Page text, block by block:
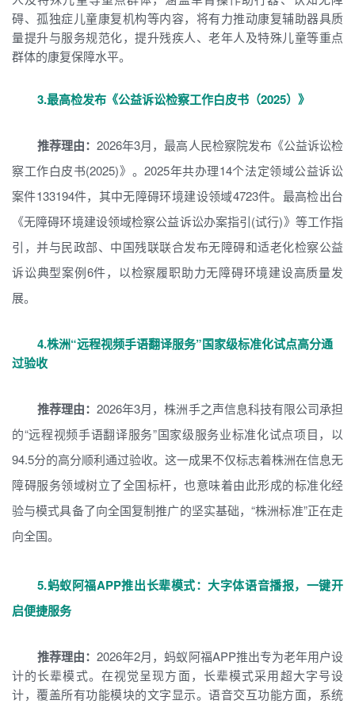
碍、孤独症儿童康复机构等内容，将有力推动康复辅助器具质
量提升与服务规范化，提升残疾人、老年人及特殊儿童等重点
群体的康复保障水平。
3.最高检发布《公益诉讼检察工作白皮书（2025）》
推荐理由：2026年3月，最高人民检察院发布《公益诉讼检
察工作白皮书(2025)》。2025年共办理14个法定领域公益诉讼
案件133194件，其中无障碍环境建设领域4723件。最高检出台
《无障碍环境建设领域检察公益诉讼办案指引(试行)》等工作指
引，并与民政部、中国残联联合发布无障碍和适老化检察公益
诉讼典型案例6件，以检察履职助力无障碍环境建设高质量发
展。
4.株洲“远程视频手语翻译服务”国家级标准化试点高分通
过验收
推荐理由：2026年3月，株洲手之声信息科技有限公司承担
的“远程视频手语翻译服务”国家级服务业标准化试点项目，以
94.5分的高分顺利通过验收。这一成果不仅标志着株洲在信息无
障碍服务领域树立了全国标杆，也意味着由此形成的标准化经
验与模式具备了向全国复制推广的坚实基础，“株洲标准”正在走
向全国。
5.蚂蚁阿福APP推出长辈模式：大字体语音播报，一键开
启便捷服务
推荐理由：2026年2月，蚂蚁阿福APP推出专为老年用户设
计的长辈模式。在视觉呈现方面，长辈模式采用超大字号设
计，覆盖所有功能模块的文字显示。语音交互功能方面，系统